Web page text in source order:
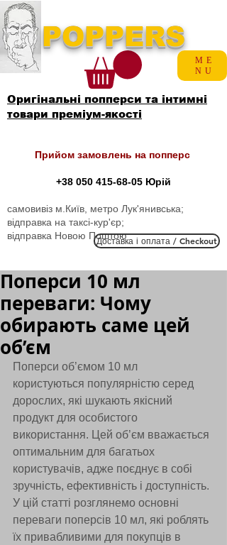
POPPERS
Оригінальні попперси та інтимні
товари преміум-якості
Прийом замовлень на попперс
+38 050 415-68-05 Юрій
самовивіз м.Київ, метро Лук'янивська;
відправка на таксі-кур'єр;
відправка Новою ПоштоюДоставка і оплата / Checkout
ME
NU
Поперси 10 мл
переваги: Чому
обирають саме цей
об’єм
Поперси об’ємом 10 мл
користуються популярністю серед
дорослих, які шукають якісний
продукт для особистого
використання. Цей об’єм вважається
оптимальним для багатьох
користувачів, адже поєднує в собі
зручність, ефективність і доступність.
У цій статті розглянемо основні
переваги поперсів 10 мл, які роблять
їх привабливими для покупців в